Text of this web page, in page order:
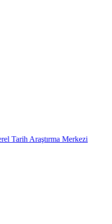
Tarih Araştırma Merkezi